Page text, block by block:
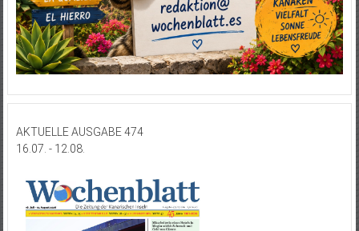
AKTUELLE AUSGABE 474
16.07. - 12.08.